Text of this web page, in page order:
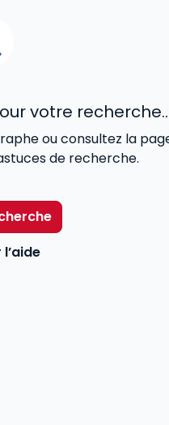
votre
ou consultez la
de recherche.